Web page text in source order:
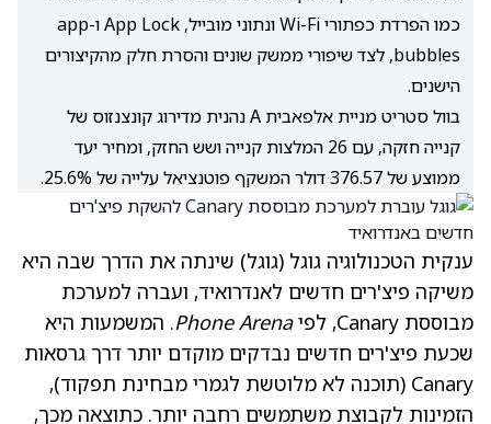
כמו הפרדת כפתורי Wi-Fi ונתוני מובייל, App Lock ו-app
bubbles, לצד שיפורי ממשק שונים והסרת חלק מהקיצורים
הישנים.
בוול סטריט מניית אלפאבית A נהנית מדירוג קונצנזוס של
קנייה חזקה, עם 26 המלצות קנייה ושש החזק, ומחיר יעד
ממוצע של 376.57 דולר המשקף פוטנציאל עלייה של 25.6%.
ענקית הטכנולוגיה גוגל (גוגל) שינתה את הדרך שבה היא
משיקה פיצ'רים חדשים לאנדרואיד, ועברה למערכת
מבוססת Canary, לפי
Phone Arena. המשמעות היא
שכעת פיצ'רים חדשים נבדקים מוקדם יותר דרך גרסאות
Canary (תוכנה לא מלוטשת לגמרי מבחינת תפקוד),
הזמינות לקבוצת משתמשים רחבה יותר. כתוצאה מכך,